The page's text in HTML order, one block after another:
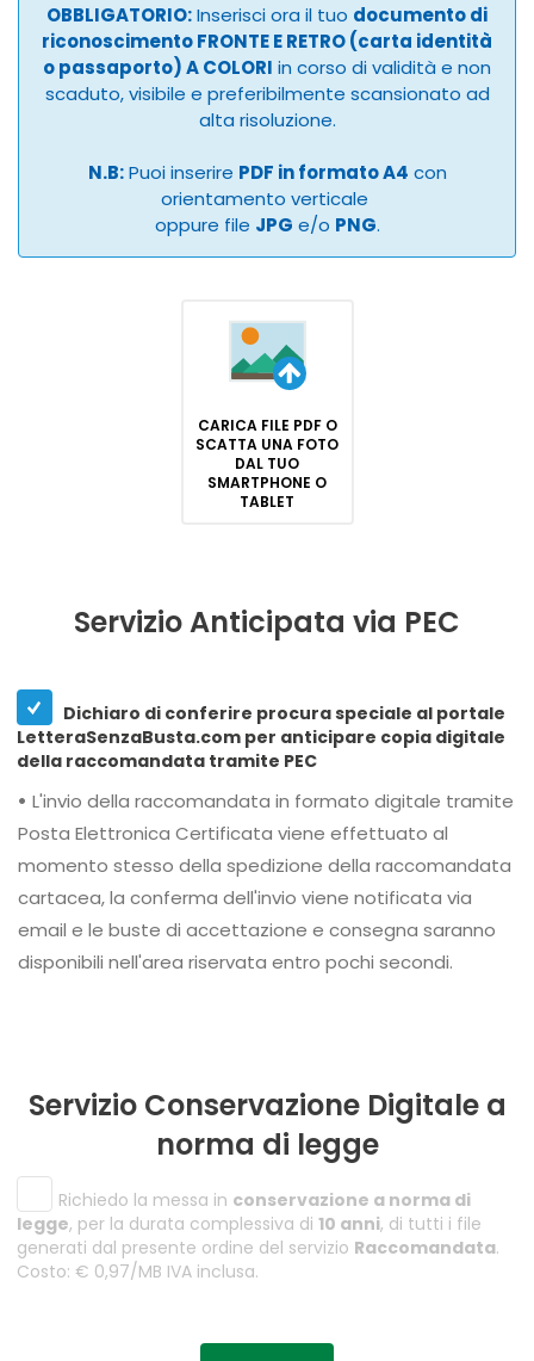
OBBLIGATORIO:Inserisci ora il tuo documento di
riconoscimento FRONTE E RETRO (carta identità
o passaporto) A COLORI in corso di validità e non
scaduto, visibile e preferibilmente scansionato ad
alta risoluzione.
N.B:Puoi inserire PDF in formato A4 con
orientamento verticale
oppure file JPG e/o PNG.
CARICA FILE PDF O
SCATTA UNA FOTO
DAL TUO
SMARTPHONE O
TABLET
Servizio Anticipata via PEC
Dichiaro di conferire procura speciale al portale
LetteraSenzaBusta.com per anticipare copia digitale
della raccomandata tramite PEC
• L'invio della raccomandata in formato digitale tramite
Posta Elettronica Certificata viene effettuato al
momento stesso della spedizione della raccomandata
cartacea, la conferma dell'invio viene notificata via
email e le buste di accettazione e consegna saranno
disponibili nell'area riservata entro pochi secondi.
Servizio Conservazione Digitale a
norma di legge
Richiedo la messa in conservazione a norma di
legge, per la durata complessiva di 10 anni, di tutti i file
generati dal presente ordine del servizio Raccomandata.
Costo: € 0,97/MB IVA inclusa.